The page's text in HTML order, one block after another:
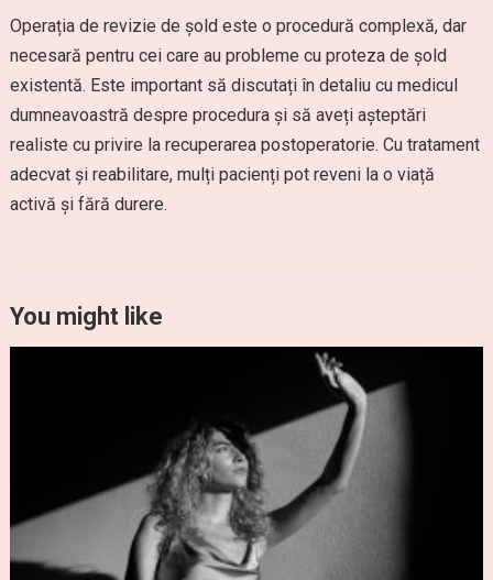
Operația de revizie de șold este o procedură complexă, dar
necesară pentru cei care au probleme cu proteza de șold
existentă. Este important să discutați în detaliu cu medicul
dumneavoastră despre procedura și să aveți așteptări
realiste cu privire la recuperarea postoperatorie. Cu tratament
adecvat și reabilitare, mulți pacienți pot reveni la o viață
activă și fără durere.
You might like